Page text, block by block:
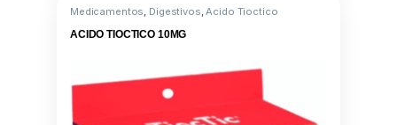
Medicamentos, Digestivos,Acido Tioctico
ACIDO TIOCTICO 10MG